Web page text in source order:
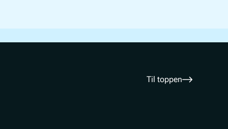
Til toppen